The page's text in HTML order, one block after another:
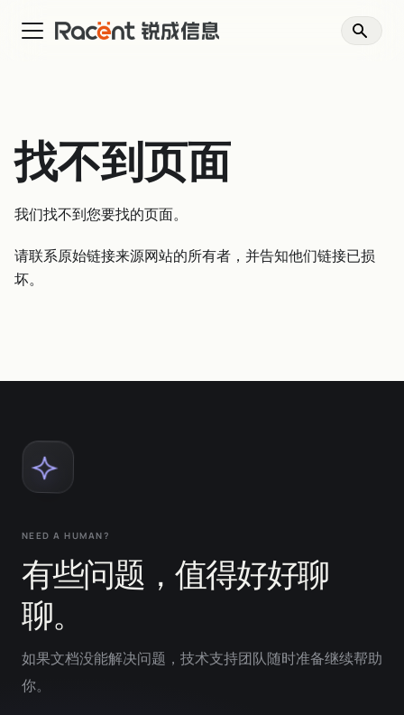
找不到页面
我们找不到您要找的页面。
请联系原始链接来源网站的所有者，并告知他们链接已损
坏。
NEED A HUMAN?
有些问题，值得好好聊
聊。
如果文档没能解决问题，技术支持团队随时准备继续帮助
你。